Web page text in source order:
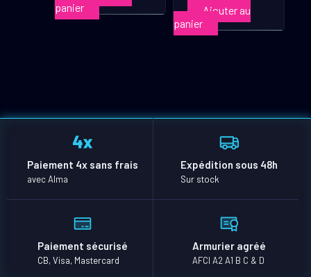
panier
Ajouter au
panier
Paiement 4x sans frais
avec Alma
Expédition sous 48h
Sur stock
Paiement sécurisé
CB, Visa, Mastercard
Armurier agréé
AFCI A2 A1 B C & D